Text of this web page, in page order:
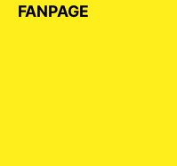
FANPAGE